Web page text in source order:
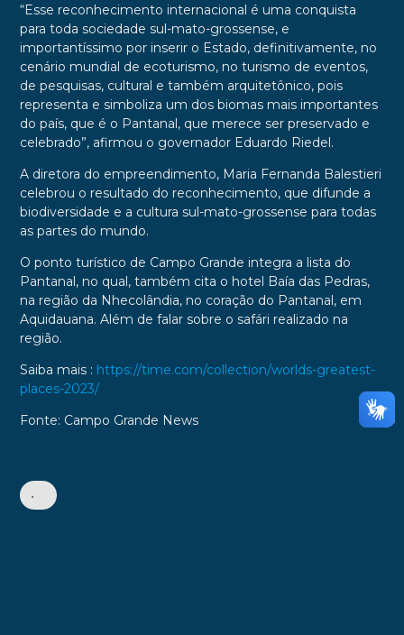
“Esse reconhecimento internacional é uma conquista
para toda sociedade sul-mato-grossense, e
importantíssimo por inserir o Estado, definitivamente, no
cenário mundial de ecoturismo, no turismo de eventos,
de pesquisas, cultural e também arquitetônico, pois
representa e simboliza um dos biomas mais importantes
do país, que é o Pantanal, que merece ser preservado e
celebrado”, afirmou o governador Eduardo Riedel.
A diretora do empreendimento, Maria Fernanda Balestieri
celebrou o resultado do reconhecimento, que difunde a
biodiversidade e a cultura sul-mato-grossense para todas
as partes do mundo.
O ponto turístico de Campo Grande integra a lista do
Pantanal, no qual, também cita o hotel Baía das Pedras,
na região da Nhecolândia, no coração do Pantanal, em
Aquidauana. Além de falar sobre o safári realizado na
região.
Saiba mais : https://time.com/collection/worlds-greatest-
places-2023/
Fonte: Campo Grande News
•